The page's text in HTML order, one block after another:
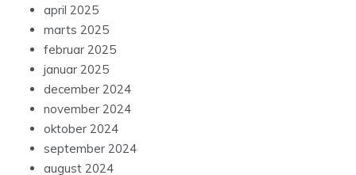
april 2025
marts 2025
februar 2025
januar 2025
december 2024
november 2024
oktober 2024
september 2024
august 2024